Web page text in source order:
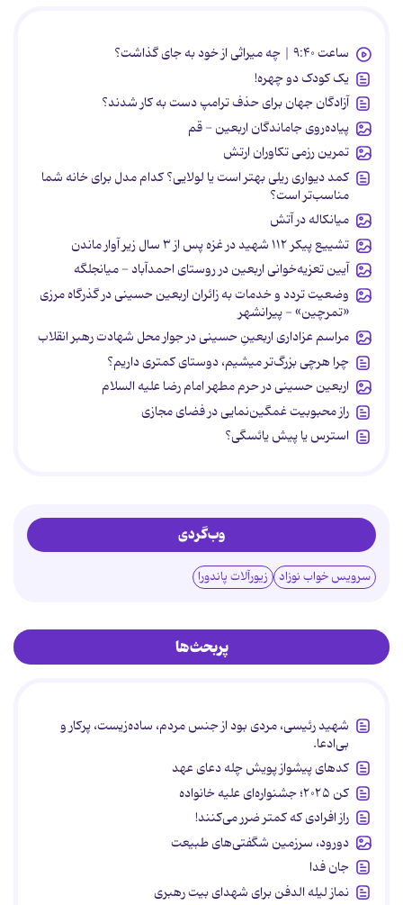
ساعت ۹:۴۰ | چه میراثی از خود به جای گذاشت؟
یک کودک دو چهره!
آزادگان جهان برای حذف ترامپ دست به کار شدند؟
پیاده‌روی جاماندگان اربعین - قم
تمرین رزمی تکاوران ارتش
کمد دیواری ریلی بهتر است یا لولایی؟ کدام مدل برای خانه شما
مناسب‌تر است؟
میانکاله در آتش
تشییع پیکر ۱۱۲ شهید در غزه پس از ۳ سال زیر آوار ماندن
آیین تعزیه‌خوانی اربعین در روستای احمدآباد - میانجلگه
وضعیت تردد و خدمات به زائران اربعین حسینی در گذرگاه مرزی
«تمرچین» - پیرانشهر
مراسم عزاداری اربعینِ حسینی در جوار محل شهادت رهبر انقلاب
چرا هرچی بزرگ‌تر میشیم، دوستای کمتری داریم؟
اربعین حسینی در حرم مطهر امام رضا علیه السلام
راز محبوبیت غمگین‌نمایی در فضای مجازی
استرس یا پیش یائسگی؟
وب‌گردی
سرویس خواب نوزاد زیورآلات پاندورا
پربحث‌ها
شهید رئیسی، مردی بود از جنس مردم، ساده‌زیست، پرکار و
بی‌ادعا.
کدهای پیشواز پویش چله دعای عهد
کن ۲۰۲۵؛ جشنواره‌ای علیه خانواده
راز افرادی که کمتر ضرر می‌کنند!
دورود، سرزمین شگفتی‌های طبیعت
جان فدا
نماز لیله الدفن برای شهدای بیت رهبری